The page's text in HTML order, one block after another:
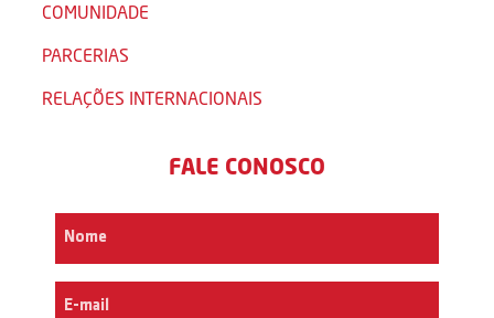
COMUNIDADE
PARCERIAS
RELAÇÕES INTERNACIONAIS
FALE CONOSCO